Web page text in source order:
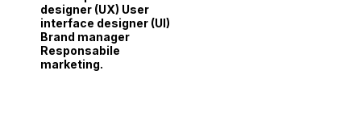
designer (UX) User
interface designer (UI)
Brand manager
Responsabile
marketing.